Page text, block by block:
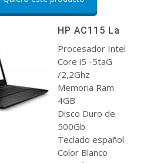
HP AC115 La
Procesador Intel
Core i5 -5taG
/2,2Ghz
Memoria Ram
4GB
Disco Duro de
500Gb
Teclado español
Color Blanco